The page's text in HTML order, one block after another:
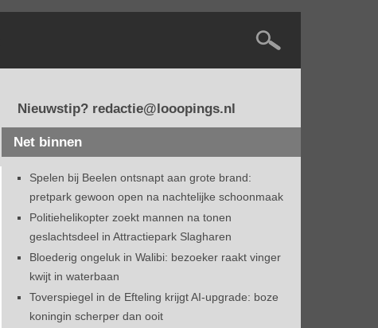
Nieuwstip? redactie@looopings.nl
Net binnen
Spelen bij Beelen ontsnapt aan grote brand:
pretpark gewoon open na nachtelijke schoonmaak
Politiehelikopter zoekt mannen na tonen
geslachtsdeel in Attractiepark Slagharen
Bloederig ongeluk in Walibi: bezoeker raakt vinger
kwijt in waterbaan
Toverspiegel in de Efteling krijgt AI-upgrade: boze
koningin scherper dan ooit